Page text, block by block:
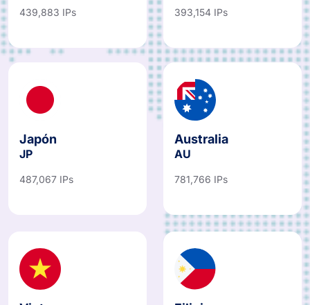
439,883 IPs 393,154 IPs
Japón
JP
487,067 IPs
Australia
AU
781,766 IPs